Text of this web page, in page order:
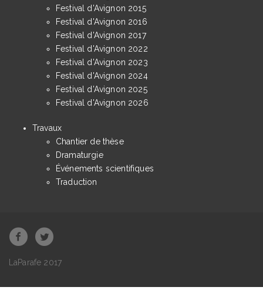
Festival d'Avignon 2015
Festival d'Avignon 2016
Festival d'Avignon 2017
Festival d'Avignon 2022
Festival d'Avignon 2023
Festival d'Avignon 2024
Festival d'Avignon 2025
Festival d'Avignon 2026
Travaux
Chantier de thèse
Dramaturgie
Événements scientifiques
Traduction
LaParafe 2017